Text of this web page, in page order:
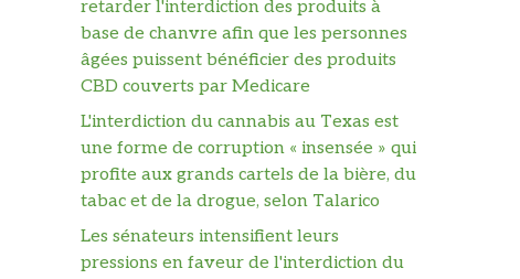
retarder l'interdiction des produits à
base de chanvre afin que les personnes
âgées puissent bénéficier des produits
CBD couverts par Medicare
L'interdiction du cannabis au Texas est
une forme de corruption « insensée » qui
profite aux grands cartels de la bière, du
tabac et de la drogue, selon Talarico
Les sénateurs intensifient leurs
pressions en faveur de l'interdiction du